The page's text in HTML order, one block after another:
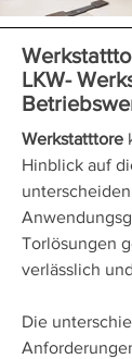
LKW-
Werkstatttore
Hinblick auf
Torlösungen
verlässlich
Die